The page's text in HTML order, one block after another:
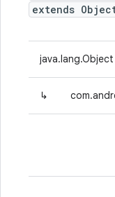
extends
java.lang.Object
↳